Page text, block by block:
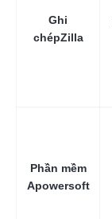
Ghi
chépZilla
Phần mềm
Apowersoft